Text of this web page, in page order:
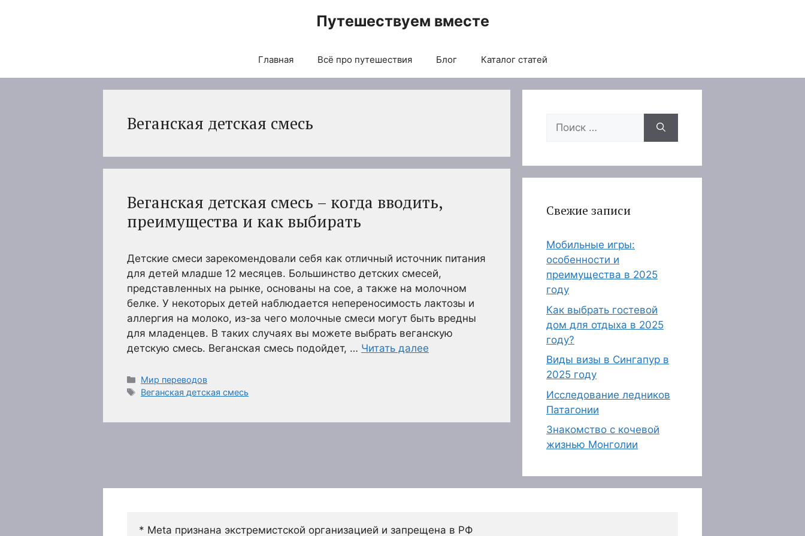
Путешествуем вместе
Главная Всё про путешествия Блог Каталог статей
Веганская детская смесь
Веганская детская смесь – когда вводить,
преимущества и как выбирать
Детские смеси зарекомендовали себя как отличный источник питания
для детей младше 12 месяцев. Большинство детских смесей,
представленных на рынке, основаны на сое, а также на молочном
белке. У некоторых детей наблюдается непереносимость лактозы и
аллергия на молоко, из-за чего молочные смеси могут быть вредны
для младенцев. В таких случаях вы можете выбрать веганскую
детскую смесь. Веганская смесь подойдет, … Читать далее
Рубрики
Мир переводов
Метки
Веганская детская смесь
Поиск:
Свежие записи
Мобильные игры:
особенности и
преимущества в 2025
году
Как выбрать гостевой
дом для отдыха в 2025
году?
Виды визы в Сингапур в
2025 году
Исследование ледников
Патагонии
Знакомство с кочевой
жизнью Монголии
* Meta признана экстремистской организацией и запрещена в РФ